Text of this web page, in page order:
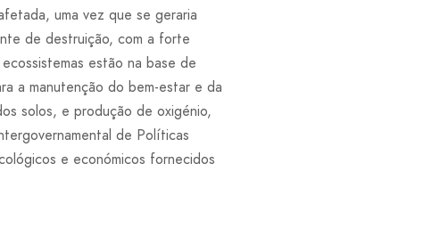
uma vez que se geraria
de destruição, com a forte
estão na base de
a manutenção do bem-estar e da
solos, e produção de oxigénio,
de Políticas
e económicos fornecidos